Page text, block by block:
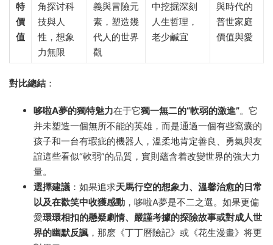
特
價
值
角探讨科
技與人
性，想象
力無限
義與冒險元
素，塑造幾
代人的世界
觀
中挖掘深刻
人生哲理，
老少鹹宜
與時代的
普世家庭
價值與愛
對比總結 ：
哆啦A夢的獨特魅力在于它獨一無二的“軟弱的激進”。它
并未塑造一個無所不能的英雄，而是通過一個有些窩囊的
孩子和一台有瑕疵的機器人，溫柔地肯定善良、勇氣與友
誼這些看似“軟弱”的品質，實則蘊含着改變世界的強大力
量。
選擇建議 ：如果追求天馬行空的想象力、溫馨治愈的日常
以及在歡笑中收獲感動 ，哆啦A夢是不二之選。如果更偏
愛環環相扣的懸疑劇情、嚴謹考據的探險故事或對成人世
界的幽默反諷 ，那麽《丁丁曆險記》或《花生漫畫》将更